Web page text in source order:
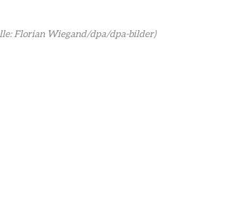
Florian Wiegand/dpa/dpa-bilder)